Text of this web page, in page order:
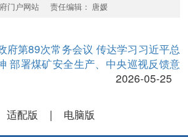
府门户网站 责任编辑： 唐媛
府第89次常务会议 传达学习习近平总
部署煤矿安全生产、中央巡视反馈意
2026-05-25
适配版 | 电脑版